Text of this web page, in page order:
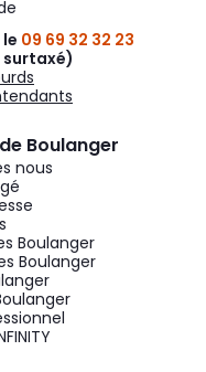
09 69 32 32 23
surtaxé)
Boulanger
nous
Boulanger
Boulanger